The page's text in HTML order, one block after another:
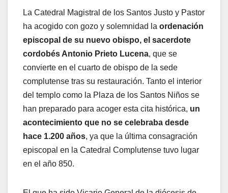
La Catedral Magistral de los Santos Justo y Pastor
ha acogido con gozo y solemnidad la ordenación
episcopal de su nuevo obispo, el sacerdote
cordobés Antonio Prieto Lucena, que se
convierte en el cuarto de obispo de la sede
complutense tras su restauración. Tanto el interior
del templo como la Plaza de los Santos Niños se
han preparado para acoger esta cita histórica, un
acontecimiento que no se celebraba desde
hace 1.200 años, ya que la última consagración
episcopal en la Catedral Complutense tuvo lugar
en el año 850.